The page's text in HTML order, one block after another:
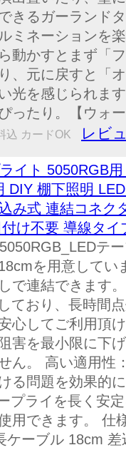
きるガーランド
ミネーションを
動かすとまず「
、元に戻すと「
光を感じられま
ったり。【ウォ
込 カードOK レビ
イト 5050RGB
DIY 棚下照明
み式 連結コネク
け不要 導線タイ
テ
を用意して
で連結できます
ており、長時間
心してご利用頂
害を最小限に下
ん。 高い適用性
る問題を効果的
プライを長く安
用できます。 仕
ケーブル 18cm